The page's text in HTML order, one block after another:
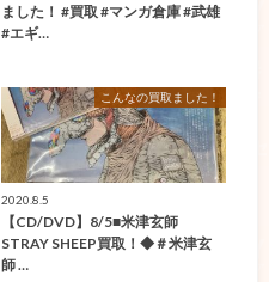
ました！ #買取 #マンガ倉庫 #武雄
#エギ…
こんなの買取ました！
2020.8.5
【CD/DVD】8/5■米津玄師
STRAY SHEEP買取！◆＃米津玄
師 …